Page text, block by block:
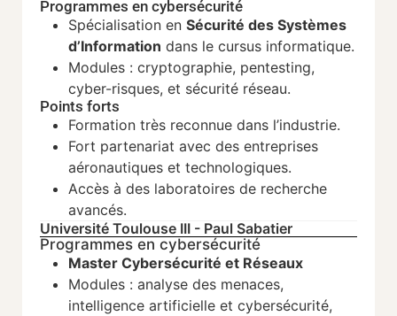
Programmes en cybersécurité
Spécialisation en Sécurité des Systèmes
d’Information dans le cursus informatique.
Modules : cryptographie, pentesting,
cyber-risques, et sécurité réseau.
Points forts
Formation très reconnue dans l’industrie.
Fort partenariat avec des entreprises
aéronautiques et technologiques.
Accès à des laboratoires de recherche
avancés.
Université Toulouse III - Paul Sabatier
Programmes en cybersécurité
Master Cybersécurité et Réseaux
Modules : analyse des menaces,
intelligence artificielle et cybersécurité,